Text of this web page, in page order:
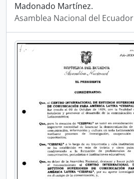
Madonado Martínez.
Asamblea Nacional del Ecuador